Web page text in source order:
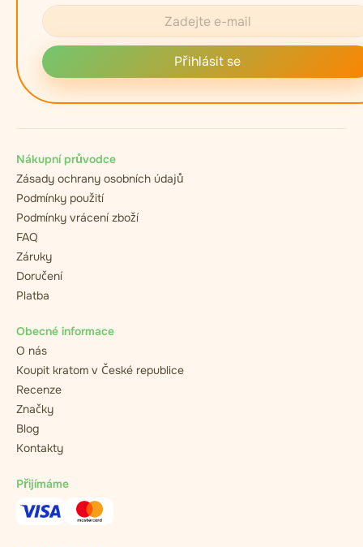
Přihlásit se
Nákupní průvodce
Zásady ochrany osobních údajů
Podmínky použití
Podmínky vrácení zboží
FAQ
Záruky
Doručení
Platba
Obecné informace
O nás
Koupit kratom v České republice
Recenze
Značky
Blog
Kontakty
Přijímáme